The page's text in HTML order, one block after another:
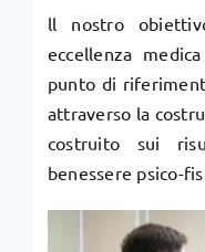
ll nostro
eccellenza
punto di
attraverso la
costruito sui
benessere psico-